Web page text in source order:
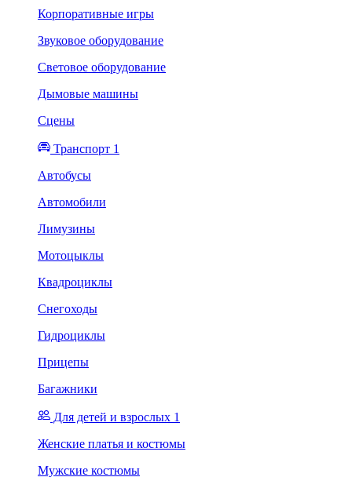
Корпоративные игры
Звуковое оборудование
Световое оборудование
Дымовые машины
Сцены
Транспорт 1
Автобусы
Автомобили
Лимузины
Мотоцыклы
Квадроциклы
Снегоходы
Гидроциклы
Прицепы
Багажники
Для детей и взрослых 1
Женские платья и костюмы
Мужские костюмы